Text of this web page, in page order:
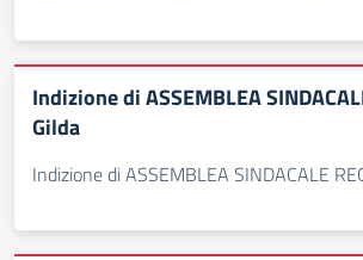
Indizione di ASSEMBLEA
Gilda
Indizione di ASSEMBLEA SINDACALE